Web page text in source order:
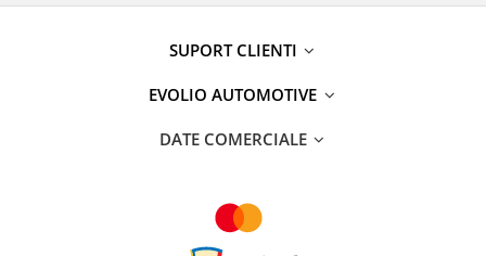
SUPORT CLIENTI
EVOLIO AUTOMOTIVE
DATE COMERCIALE